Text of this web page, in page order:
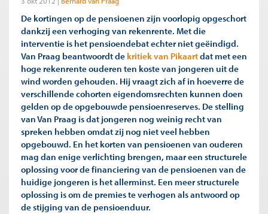
De kortingen op de pensioenen zijn voorlopig opgeschort
dankzij een verhoging van rekenrente. Met die
interventie is het pensioendebat echter niet geëindigd.
Van Praag beantwoordt de kritiek van Pikaartdat met een
hoge rekenrente ouderen ten koste van jongeren uit de
wind worden gehouden. Hij vraagt zich af in hoeverre de
verschillende cohorten eigendomsrechten kunnen doen
gelden op de opgebouwde pensioenreserves. De stelling
van Van Praag is dat jongeren nog weinig recht van
spreken hebben omdat zij nog niet veel hebben
opgebouwd. En het korten van pensioenen van ouderen
mag dan enige verlichting brengen, maar een structurele
oplossing voor de financiering van de pensioenen van de
huidige jongeren is het allerminst. Een meer structurele
oplossing is om de premies te verhogen als antwoord op
de stijging van de pensioenduur.